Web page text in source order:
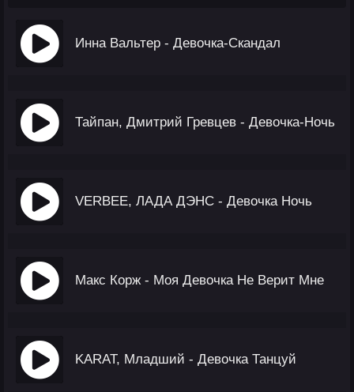
Инна Вальтер - Девочка-Скандал
Тайпан, Дмитрий Гревцев - Девочка-Ночь
VERBEE, ЛАДА ДЭНС - Девочка Ночь
Макс Корж - Моя Девочка Не Верит Мне
KARAT, Младший - Девочка Танцуй